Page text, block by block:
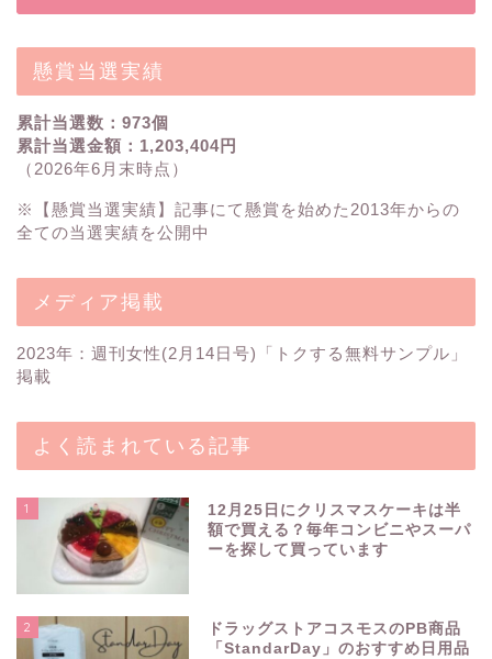
懸賞当選実績
累計当選数：973個
累計当選金額：1,203,404円
（2026年6月末時点）
※【懸賞当選実績】記事にて懸賞を始めた2013年からの
全ての当選実績を公開中
メディア掲載
2023年：週刊女性(2月14日号)「トクする無料サンプル」
掲載
よく読まれている記事
1
12月25日にクリスマスケーキは半
額で買える？毎年コンビニやスーパ
ーを探して買っています
2
ドラッグストアコスモスのPB商品
「StandarDay」のおすすめ日用品